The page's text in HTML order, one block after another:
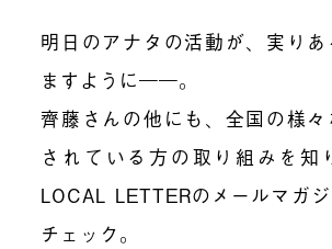
明日のアナタの活動が、実りあ
ますように――。
齊藤さんの他にも、全国の様
されている方の取り組みを知
LOCAL LETTERのメールマガ
チェック。